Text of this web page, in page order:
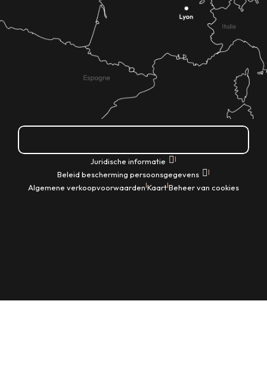
Juridische informatie |
Beleid bescherming persoonsgegevens |
Algemene verkoopvoorwaarden|Kaart|Beheer van cookies